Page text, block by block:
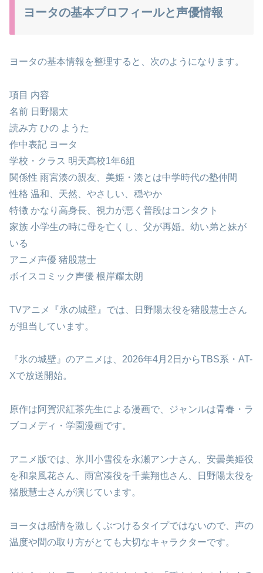
ヨータの基本プロフィールと声優情報
ヨータの基本情報を整理すると、次のようになります。
項目 内容
名前 日野陽太
読み方 ひの ようた
作中表記 ヨータ
学校・クラス 明天高校1年6組
関係性 雨宮湊の親友、美姫・湊とは中学時代の塾仲間
性格 温和、天然、やさしい、穏やか
特徴 かなり高身長、視力が悪く普段はコンタクト
家族 小学生の時に母を亡くし、父が再婚。幼い弟と妹が
いる
アニメ声優 猪股慧士
ボイスコミック声優 根岸耀太朗
TVアニメ『氷の城壁』では、日野陽太役を猪股慧士さん
が担当しています。
『氷の城壁』のアニメは、2026年4月2日からTBS系・AT-
Xで放送開始。
原作は阿賀沢紅茶先生による漫画で、ジャンルは青春・ラ
ブコメディ・学園漫画です。
アニメ版では、氷川小雪役を永瀬アンナさん、安曇美姫役
を和泉風花さん、雨宮湊役を千葉翔也さん、日野陽太役を
猪股慧士さんが演じています。
ヨータは感情を激しくぶつけるタイプではないので、声の
温度や間の取り方がとても大切なキャラクターです。